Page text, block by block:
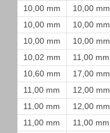
10,00 mm
10,00 mm
10,00 mm
10,00 mm
10,00 mm
10,00 mm
10,02 mm
11,00 mm
10,60 mm
17,00 mm
11,00 mm
12,00 mm
11,00 mm
12,00 mm
11,00 mm
11,00 mm